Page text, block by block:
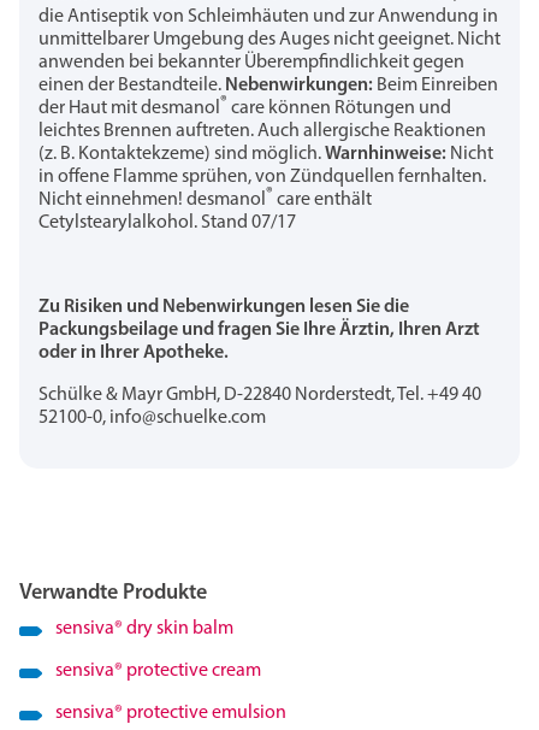
die Antiseptik von Schleimhäuten und zur Anwendung in
unmittelbarer Umgebung des Auges nicht geeignet. Nicht
anwenden bei bekannter Überempfindlichkeit gegen
einen der Bestandteile. Nebenwirkungen: Beim Einreiben
der Haut mit desmanol ® care können Rötungen und
leichtes Brennen auftreten. Auch allergische Reaktionen
(z. B. Kontaktekzeme) sind möglich.Warnhinweise: Nicht
in offene Flamme sprühen, von Zündquellen fernhalten.
Nicht einnehmen! desmanol ® care enthält
Cetylstearylalkohol. Stand 07/17
Zu Risiken und Nebenwirkungen lesen Sie die
Packungsbeilage und fragen Sie Ihre Ärztin, Ihren Arzt
oder in Ihrer Apotheke.
Schülke & Mayr GmbH, D-22840 Norderstedt, Tel. +49 40
52100-0, info@schuelke.com
Verwandte Produkte
sensiva® dry skin balm
sensiva® protective cream
sensiva® protective emulsion